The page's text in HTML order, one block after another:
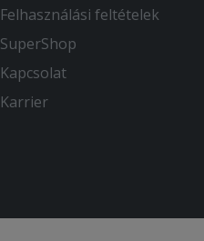
Felhasználási feltételek
SuperShop
Kapcsolat
Karrier